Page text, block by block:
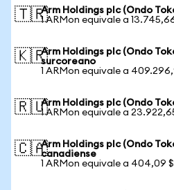
🇹🇷Arm Holdings plc (Ondo
1 ARMon equivale a
🇰🇷Arm Holdings plc (Ondo
surcoreano
1 ARMon equivale a
🇷🇺Arm Holdings plc (Ondo
1 ARMon equivale a
🇨🇦Arm Holdings plc (Ondo
canadiense
1 ARMon equivale a 404,09 $